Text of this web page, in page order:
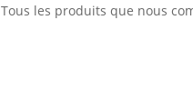
Tous les produits que nous